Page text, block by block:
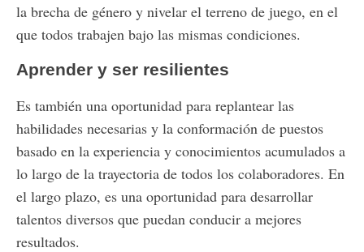
la brecha de género y nivelar el terreno de juego, en el
que todos trabajen bajo las mismas condiciones.
Aprender y ser resilientes
Es también una oportunidad para replantear las
habilidades necesarias y la conformación de puestos
basado en la experiencia y conocimientos acumulados a
lo largo de la trayectoria de todos los colaboradores. En
el largo plazo, es una oportunidad para desarrollar
talentos diversos que puedan conducir a mejores
resultados.